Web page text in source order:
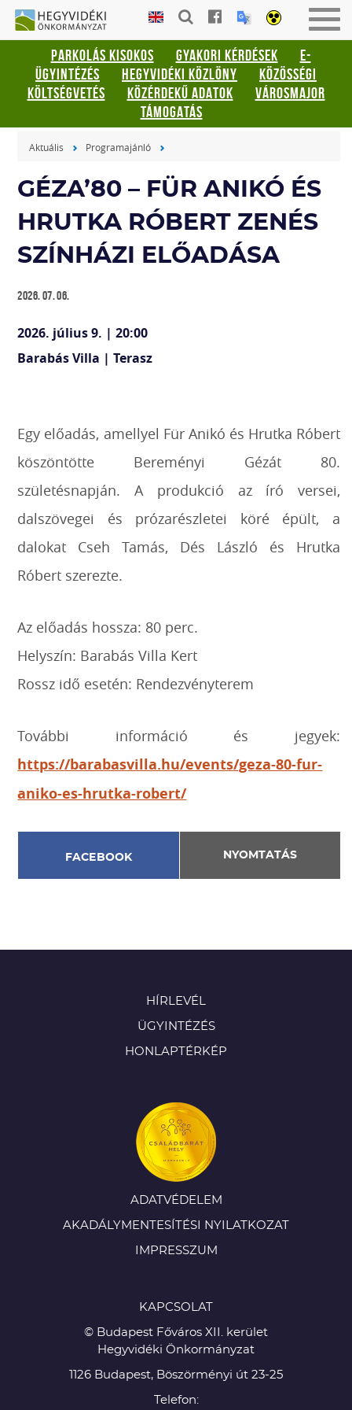
Gyorsbillentyűk
listája
Keresés:
"S"
Bejelentkezés:
be-
HEGYVIDÉKI
ÖNKORMÁNYZAT
PARKOLÁS KISOKOS GYAKORI KÉRDÉSEK
E-
ÜGYINTÉZÉS
HEGYVIDÉKI KÖZLÖNY
KÖZÖSSÉGI
KÖLTSÉGVETÉS
KÖZÉRDEKŰ ADATOK
VÁROSMAJOR
TÁMOGATÁS
Aktuális Programajánló
GÉZA’80 – FÜR ANIKÓ ÉS
HRUTKA RÓBERT ZENÉS
SZÍNHÁZI ELŐADÁSA
2026. 07. 06.
2026. július 9. | 20:00
Barabás Villa | Terasz
Egy előadás, amellyel Für Anikó és Hrutka Róbert
köszöntötte Bereményi Gézát 80.
születésnapján. A produkció az író versei,
dalszövegei és prózarészletei köré épült, a
dalokat Cseh Tamás, Dés László és Hrutka
Róbert szerezte.
Az előadás hossza: 80 perc.
Helyszín: Barabás Villa Kert
Rossz idő esetén: Rendezvényterem
További információ és jegyek:
https://barabasvilla.hu/events/geza-80-fur-
aniko-es-hrutka-robert/
FACEBOOK NYOMTATÁS
HÍRLEVÉL
ÜGYINTÉZÉS
HONLAPTÉRKÉP
ADATVÉDELEM
AKADÁLYMENTESÍTÉSI NYILATKOZAT
IMPRESSZUM
KAPCSOLAT
© Budapest Főváros XII. kerület
Hegyvidéki Önkormányzat
1126 Budapest, Böszörményi út 23-25
Telefon: